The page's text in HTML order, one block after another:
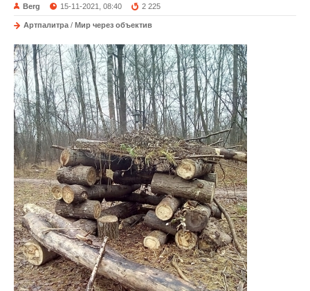
Berg 15-11-2021, 08:40 2 225
Артпалитра / Мир через объектив